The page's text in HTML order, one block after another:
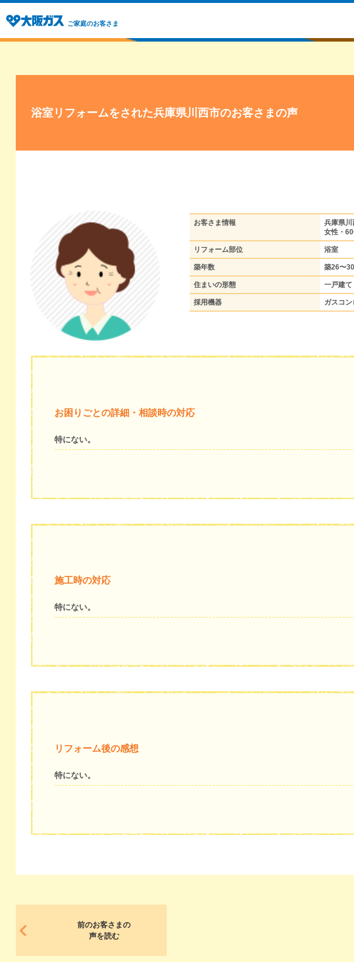
ご家庭のお客さま
浴室リフォームをされた兵庫県川西市のお客さまの声
お客さま情報
兵庫県川
女性・
リフォーム部位 浴室
築年数 築26〜
住まいの形態 一戸建て
採用機器 ガスコ
お困りごとの詳細・相談時の対応
特にない。
施工時の対応
特にない。
リフォーム後の感想
特にない。
前のお客さまの
声を読む